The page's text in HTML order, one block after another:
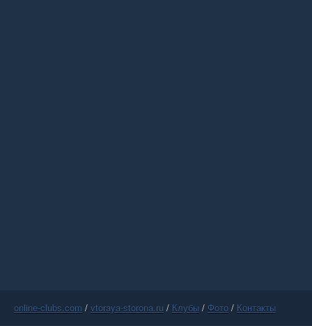
online-clubs.com / vtoraya-storona.ru / Клубы / Фото / Контакты